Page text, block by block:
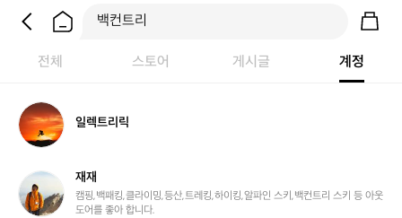
전체 스토어 게시글 계정
일
렉
트
릭
일렉트리릭
재
재
재재
캠핑,백패킹,클라이밍,등산,트레킹,하이킹,알파인 스키,백컨트리 스키 등 아웃
도어를 좋아 합니다.